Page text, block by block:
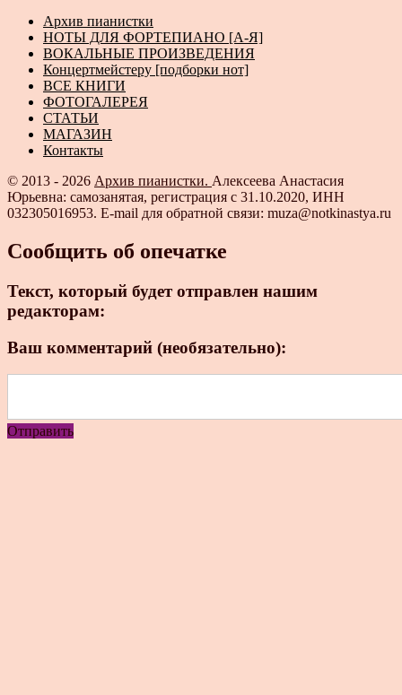
Архив пианистки
НОТЫ ДЛЯ ФОРТЕПИАНО [А-Я]
ВОКАЛЬНЫЕ ПРОИЗВЕДЕНИЯ
Концертмейстеру [подборки нот]
ВСЕ КНИГИ
ФОТОГАЛЕРЕЯ
СТАТЬИ
МАГАЗИН
Контакты
© 2013 - 2026 Архив пианистки. Алексеева Анастасия
Юрьевна: самозанятая, регистрация с 31.10.2020, ИНН
032305016953. E-mail для обратной связи: muza@notkinastya.ru
Сообщить об опечатке
Текст, который будет отправлен нашим
редакторам:
Ваш комментарий (необязательно):
Отправить